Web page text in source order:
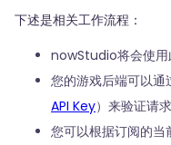
下述是相关工作流程：
nowStudio将会使用
您的游戏后端可以通
API Key）来验证请求
您可以根据订阅的当